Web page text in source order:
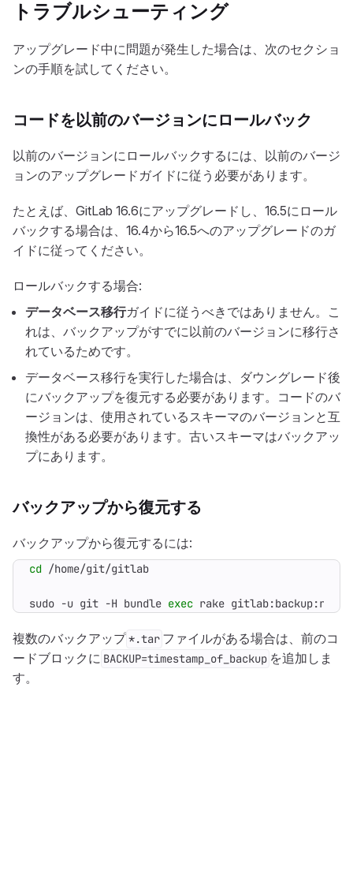
トラブルシューティング
アップグレード中に問題が発生した場合は、次のセクショ
ンの手順を試してください。
コードを以前のバージョンにロールバック
以前のバージョンにロールバックするには、以前のバージ
ョンのアップグレードガイドに従う必要があります。
たとえば、GitLab 16.6にアップグレードし、16.5にロール
バックする場合は、16.4から16.5へのアップグレードのガ
イドに従ってください。
ロールバックする場合:
データベース移行ガイドに従うべきではありません。こ
れは、バックアップがすでに以前のバージョンに移行さ
れているためです。
データベース移行を実行した場合は、ダウングレード後
にバックアップを復元する必要があります。コードのバ
ージョンは、使用されているスキーマのバージョンと互
換性がある必要があります。古いスキーマはバックアッ
プにあります。
バックアップから復元する
バックアップから復元するには:
cd
sudo -u git -H bundle exec rake
複数のバックアップ*.tar ファイルがある場合は、前のコ
ードブロックに BACKUP=timestamp_of_backup を追加しま
す。